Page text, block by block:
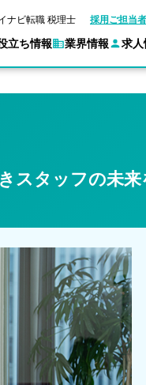
ナビ転職 税理士 採用ご担当
開求人とは？
立ち情報 業界情報 求人
事業会社への転職
スタッフの未来